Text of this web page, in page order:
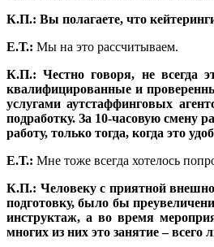
К.П.: Вы полагаете, что
Е.Т.: Мы на это рассчитываем.
К.П.: Честно говоря, не всегда
квалифицированные и
услугами аутстаффинговых
подработку. За 10-часовую смену
работу, только тогда, когда это
Е.Т.: Мне тоже всегда хотелось
К.П.: Человеку с приятной
подготовку, было бы
инструктаж, а во время
многих из них это занятие –